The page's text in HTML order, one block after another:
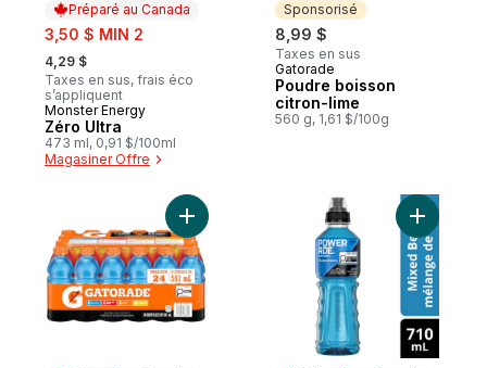
Préparé au Canada
sale:
3,50 $ MIN 2
, formerly:
4,29 $
Taxes en sus, frais éco
s’appliquent
Préparé au Canada
Monster Energy
Zéro Ultra
473 ml, 0,91 $/100ml
Magasiner Offre
Sponsorisé
8,99 $
Taxes en sus
Sponsorisé
Gatorade
Poudre boisson
citron-lime
560 g, 1,61 $/100g
Ajouter Coffret assortiment boissons
Ajouter